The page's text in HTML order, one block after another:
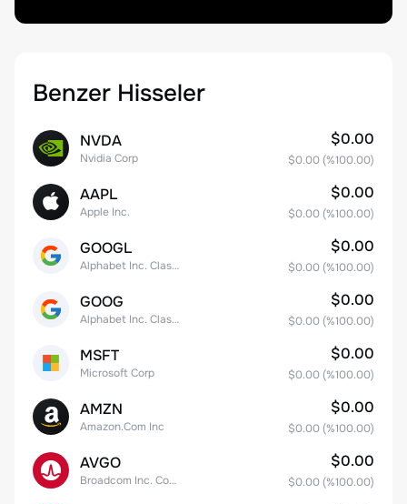
Benzer Hisseler
NVDA
Nvidia Corp
$0.00
$0.00 (%100.00)
AAPL
Apple Inc.
$0.00
$0.00 (%100.00)
GOOGL
Alphabet Inc. Class A Common Stock
$0.00
$0.00 (%100.00)
GOOG
Alphabet Inc. Class C Capital Stock
$0.00
$0.00 (%100.00)
MSFT
Microsoft Corp
$0.00
$0.00 (%100.00)
AMZN
Amazon.Com Inc
$0.00
$0.00 (%100.00)
AVGO
Broadcom Inc. Common Stock
$0.00
$0.00 (%100.00)